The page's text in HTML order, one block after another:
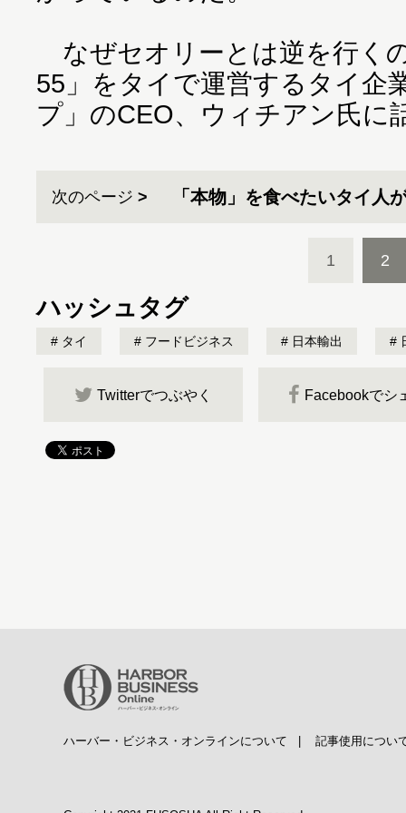
なぜセオリーとは逆を行く
55」をタイで運営するタイ企
プ」のCEO、ウィチアン氏に
次のページ 「本物」を食べたいタイ人
1 2
ハッシュタグ
タイ フードビジネス 日本輸出
Twitterでつぶやく Facebookでシ
ハーバー・ビジネス・オンラインについて 記事使用につい